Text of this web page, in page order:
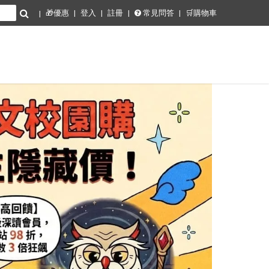
🎁優惠 登入 註冊 常見問答 🛒購物車